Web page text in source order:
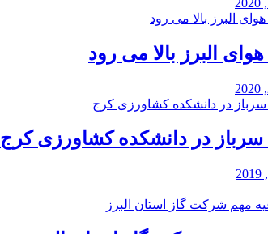
البرز بالا می رود
در دانشکده کشاورزی کرج